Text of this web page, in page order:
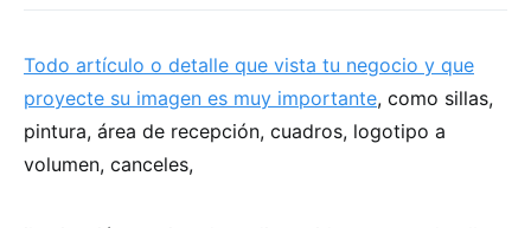
Todo artículo o detalle que vista tu negocio y que
proyecte su imagen es muy importante, como sillas,
pintura, área de recepción, cuadros, logotipo a
volumen, canceles,